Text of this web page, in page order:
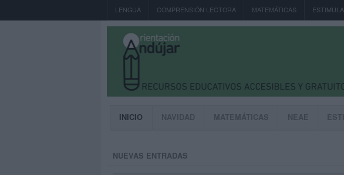
LENGUA COMPRENSIÓN LECTORA MATEMÁTICAS
INICIO NAVIDAD MATEMÁTICAS NEAE
NUEVAS ENTRADAS